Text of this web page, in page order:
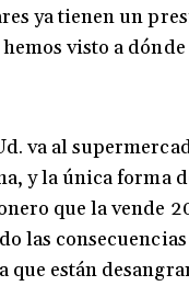
ya tienen un
visto a dónde
va al
y la única forma
que la vende
las consecuencias
que están